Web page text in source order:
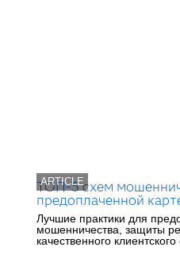
ARTICLE
ТОП-5 схем
предоплаченной
Лучшие практики для
мошенничества, защиты
качественного